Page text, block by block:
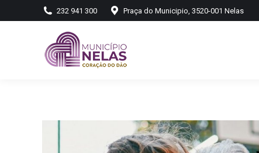
232 941 300 Praça do Municipio, 3520-001 Nelas